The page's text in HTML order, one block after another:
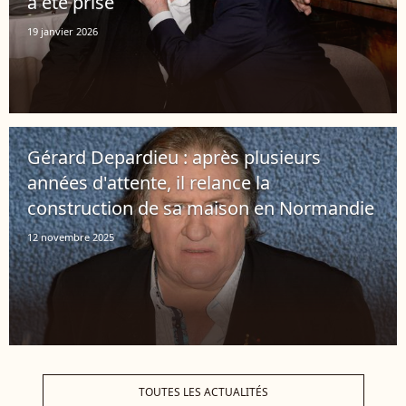
19 janvier 2026
Gérard Depardieu : après plusieurs
années d'attente, il relance la
construction de sa maison en Normandie
12 novembre 2025
TOUTES LES ACTUALITÉS